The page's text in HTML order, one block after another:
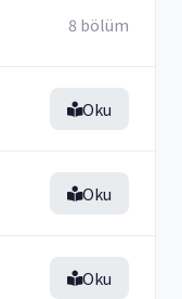
8 bölüm
Oku
Oku
Oku